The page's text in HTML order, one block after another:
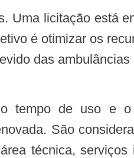
é otimizar os
das
tempo de uso e o
São
técnica, serviços